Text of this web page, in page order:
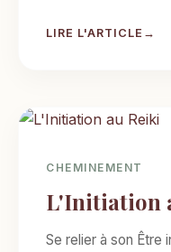
LIRE L'ARTICLE
CHEMINEMENT
L'Initiation
Se relier à son Être